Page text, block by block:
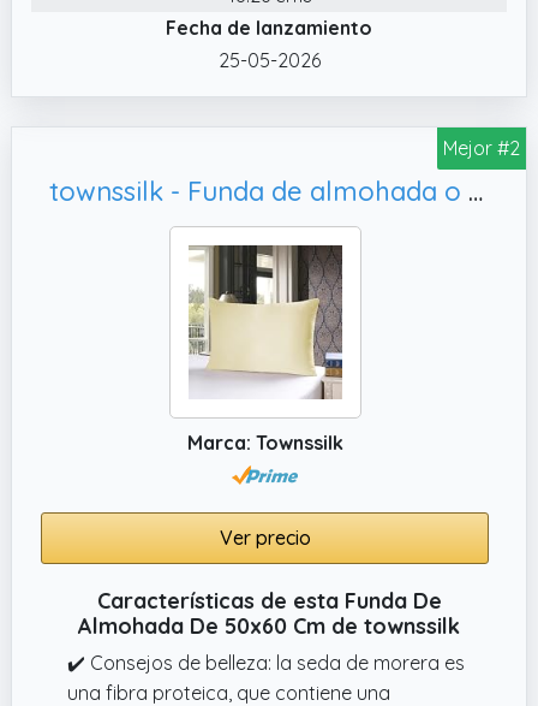
algodón de alta calidad (jersey). La tela de
algodón peinado es absolutamente elegante
Fecha de lanzamiento
25-05-2026
Mejor #2
townssilk - Funda de almohada o cojín, amarillo claro
Marca: Townssilk
Ver precio
Características de esta Funda De
Almohada De 50x60 Cm de townssilk
✔️ Consejos de belleza: la seda de morera es
una fibra proteica, que contiene una